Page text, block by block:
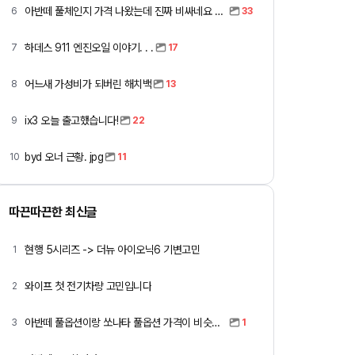
6 아반떼 풀체인지 가격 나왔는데 진짜 비싸네요 ㅎㅎ 33
7 하데스 911 엔진오일 이야기. . . 17
8 어느새 가성비가 되버린 해치백 13
9 ix3 오늘 출고했습니다! 22
10 byd 오너 근황. jpg 11
따끈따끈한 최신글
1 현행 5시리즈 -> 더뉴 아이오닉6 기변고민
2 와이프 첫 전기차량 고민입니다
3 아반떼 풀옵션이랑 쏘나타 풀옵션 가격이 비슷하네요 1